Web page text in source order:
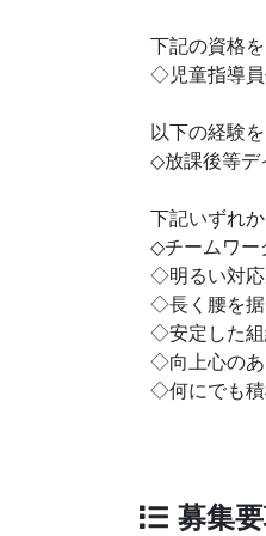
下記の資格
◇児童指導員
以下の経験
◇放課後等
下記いずれ
◇チームワー
◇明るい対
◇長く腰を据
◇安定した組
◇向上心の
◇何にでも積
募集